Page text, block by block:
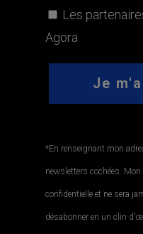
Les
Agora
*En renseignant mon
newsletters cochées.
confidentielle et ne sera
désabonner en un clin